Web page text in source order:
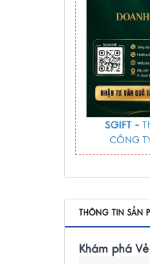
SGIFT -
CÔNG
THÔNG TIN SẢN
Khám phá